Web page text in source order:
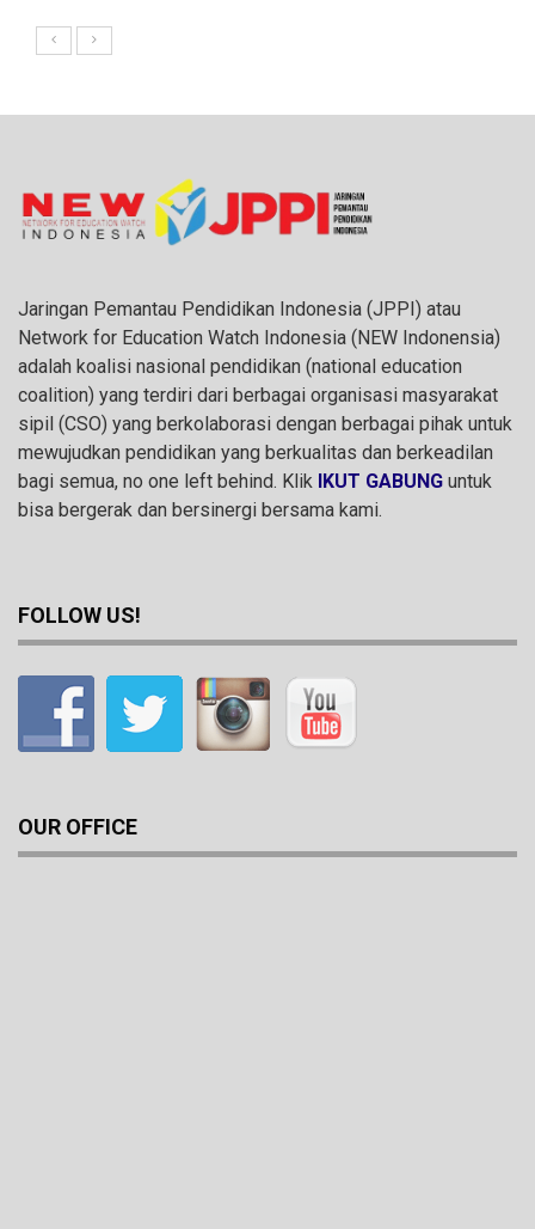
Jaringan Pemantau Pendidikan Indonesia (JPPI) atau
Network for Education Watch Indonesia (NEW Indonensia)
adalah koalisi nasional pendidikan (national education
coalition) yang terdiri dari berbagai organisasi masyarakat
sipil (CSO) yang berkolaborasi dengan berbagai pihak untuk
mewujudkan pendidikan yang berkualitas dan berkeadilan
bagi semua, no one left behind. Klik IKUT GABUNG untuk
bisa bergerak dan bersinergi bersama kami.
FOLLOW US!
OUR OFFICE